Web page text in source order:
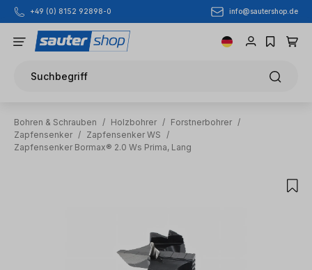
Zum Hauptinhalt springen
+49 (0) 8152 92898-0 info@sautershop.de
Suchbegriff
Bohren & Schrauben / Holzbohrer / Forstnerbohrer /
Zapfensenker / Zapfensenker WS
/
Zapfensenker Bormax® 2.0 Ws Prima, Lang